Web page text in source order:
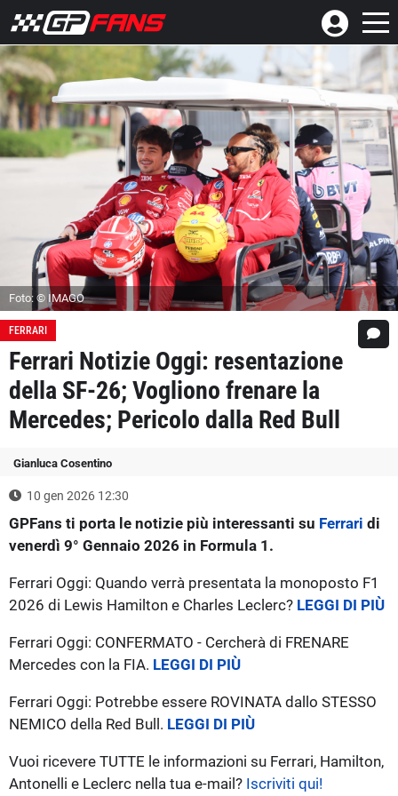
Foto: © IMAGO
FERRARI
Ferrari Notizie Oggi: resentazione
della SF-26; Vogliono frenare la
Mercedes; Pericolo dalla Red Bull
Gianluca Cosentino
10 gen 2026 12:30
GPFans ti porta le notizie più interessanti su Ferrari di
venerdì 9° Gennaio 2026 in Formula 1.
Ferrari Oggi: Quando verrà presentata la monoposto F1
2026 di Lewis Hamilton e Charles Leclerc? LEGGI DI PIÙ
Ferrari Oggi: CONFERMATO - Cercherà di FRENARE
Mercedes con la FIA. LEGGI DI PIÙ
Ferrari Oggi: Potrebbe essere ROVINATA dallo STESSO
NEMICO della Red Bull. LEGGI DI PIÙ
Vuoi ricevere TUTTE le informazioni su Ferrari, Hamilton,
Antonelli e Leclerc nella tua e-mail? Iscriviti qui!